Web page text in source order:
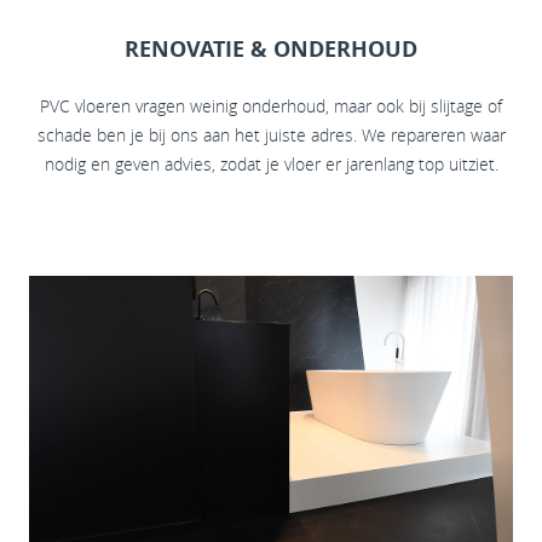
RENOVATIE & ONDERHOUD
PVC vloeren vragen weinig onderhoud, maar ook bij slijtage of
schade ben je bij ons aan het juiste adres. We repareren waar
nodig en geven advies, zodat je vloer er jarenlang top uitziet.